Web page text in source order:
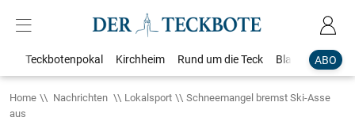
ABO
Teckbotenpokal Kirchheim Rund um die Teck Blaulicht
Home Nachrichten Lokalsport
Schneemangel bremst Ski-Asse
aus